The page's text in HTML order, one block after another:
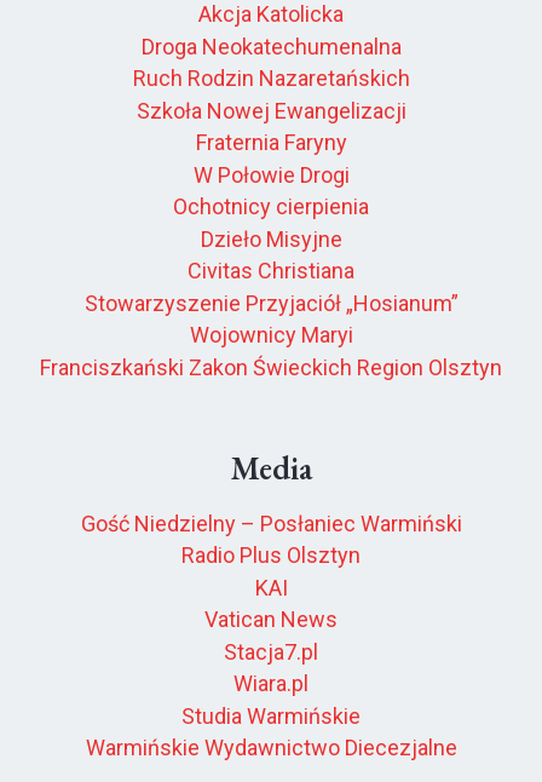
Akcja Katolicka
Droga Neokatechumenalna
Ruch Rodzin Nazaretańskich
Szkoła Nowej Ewangelizacji
Fraternia Faryny
W Połowie Drogi
Ochotnicy cierpienia
Dzieło Misyjne
Civitas Christiana
Stowarzyszenie Przyjaciół „Hosianum”
Wojownicy Maryi
Franciszkański Zakon Świeckich Region Olsztyn
Media
Gość Niedzielny – Posłaniec Warmiński
Radio Plus Olsztyn
KAI
Vatican News
Stacja7.pl
Wiara.pl
Studia Warmińskie
Warmińskie Wydawnictwo Diecezjalne